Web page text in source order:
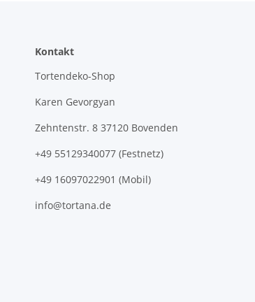
Kontakt
Tortendeko-Shop
Karen Gevorgyan
Zehntenstr. 8 37120 Bovenden
+49 55129340077 (Festnetz)
+49 16097022901 (Mobil)
info@tortana.de